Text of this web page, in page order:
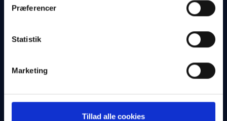
Præferencer
Statistik
Marketing
Tillad alle cookies